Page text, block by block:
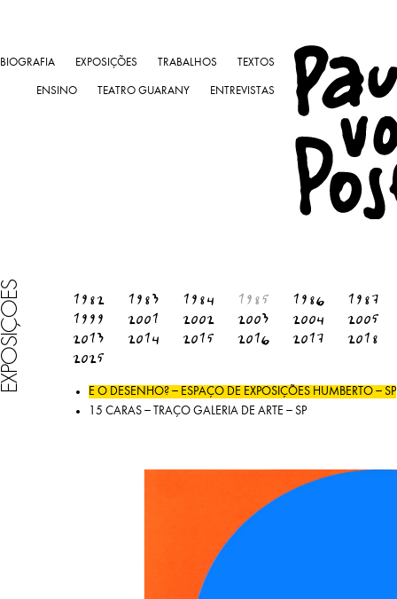
BIOGRAFIA EXPOSIÇÕES TRABALHOS TEXTOS
ENSINO TEATRO GUARANY ENTREVISTAS
EXPOSIÇÕES 1982 1983 1984 1985 1986 1987
1999
2001 2002 2003 2004 2005
2013
2014 2015 2016 2017 2018
2025
E O DESENHO? – ESPAÇO DE EXPOSIÇÕES HUMBERTO – SP
15 CARAS – TRAÇO GALERIA DE ARTE – SP